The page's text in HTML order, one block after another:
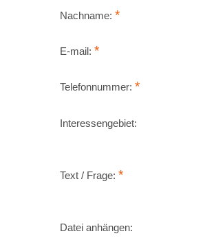
Nachname: *
E-mail: *
Telefonnummer: *
Interessengebiet:
Text / Frage: *
Datei anhängen: